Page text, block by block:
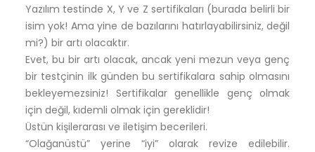
Yazılım testinde X, Y ve Z sertifikaları (burada belirli bir
isim yok! Ama yine de bazılarını hatırlayabilirsiniz, değil
mi?) bir artı olacaktır.
Evet, bu bir artı olacak, ancak yeni mezun veya genç
bir testçinin ilk günden bu sertifikalara sahip olmasını
bekleyemezsiniz! Sertifikalar genellikle genç olmak
için değil, kıdemli olmak için gereklidir!
Üstün kişilerarası ve iletişim becerileri.
“Olağanüstü” yerine “iyi” olarak revize edilebilir.